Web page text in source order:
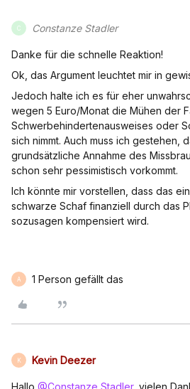
C Constanze Stadler
Danke für die schnelle Reaktion!
Ok, das Argument leuchtet mir in
Jedoch halte ich es für eher
wegen 5 Euro/Monat die Mühen der
Schwerbehindertenausweises oder
sich nimmt. Auch muss ich gestehen,
grundsätzliche Annahme des
schon sehr pessimistisch vorkommt.
Ich könnte mir vorstellen, dass das
schwarze Schaf finanziell durch das
sozusagen kompensiert wird.
A 1 Person gefällt das
K Kevin Deezer
Hallo @Constanze Stadler, vielen